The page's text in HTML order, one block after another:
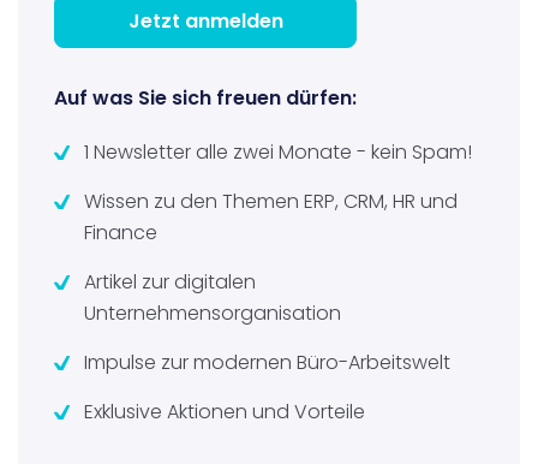
Auf was Sie sich freuen dürfen:
1 Newsletter alle zwei Monate - kein Spam!
Wissen zu den Themen ERP, CRM, HR und
Finance
Artikel zur digitalen
Unternehmensorganisation
Impulse zur modernen Büro-Arbeitswelt
Exklusive Aktionen und Vorteile